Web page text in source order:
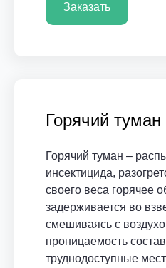
Заказать
Горячий туман
Горячий туман –
инсектицида,
своего веса горячее
задерживается во
смешиваясь с
проницаемость
труднодоступные